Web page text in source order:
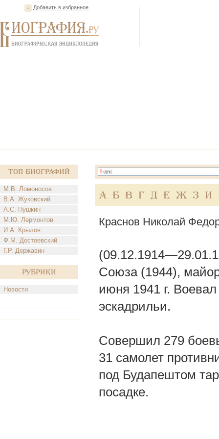
Добавить в избранное
Топ Биографий
М.В. Ломоносов
В.А. Жуковский
А.С. Пушкин
М.Ю. Лермонтов
И.А. Крылов
Ф.М. Достоевский
Г.Р. Державин
Рубрики
Новости
А Б В Г Д Е Ж З И
Краснов Николай
Союза (1944),
июня 1941 г.
эскадрильи.
Совершил 279
31 самолет
под Будапештом
посадке.